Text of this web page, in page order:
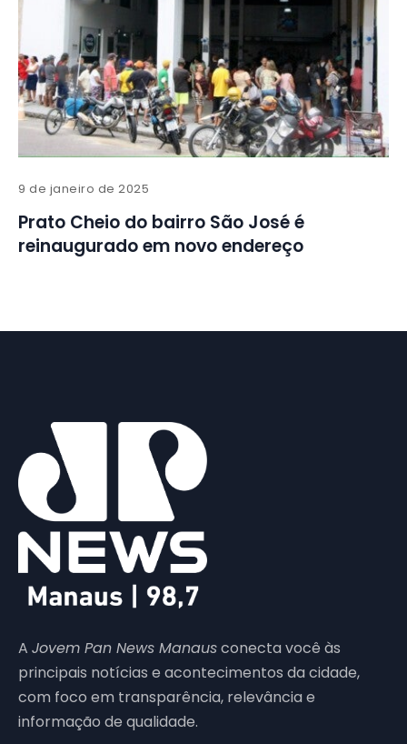
9 de janeiro de 2025
Prato Cheio do bairro São José é
reinaugurado em novo endereço
A Jovem Pan News Manausconecta você às
principais notícias e acontecimentos da cidade,
com foco em transparência, relevância e
informação de qualidade.